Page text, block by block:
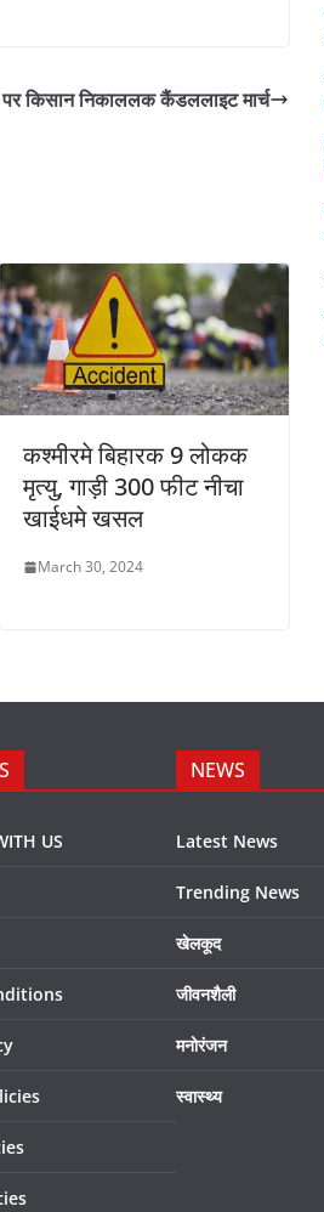
पर किसान निकाललक कैंडललाइट मार्च
कश्मीरमे बिहारक 9 लोकक
मृत्यु, गाड़ी 300 फीट नीचा
खाईधमे खसल
March 30, 2024
US
NEWS
Latest News
Trending News
खेलकूद
जीवनशैली
मनोरंजन
स्वास्थ्य